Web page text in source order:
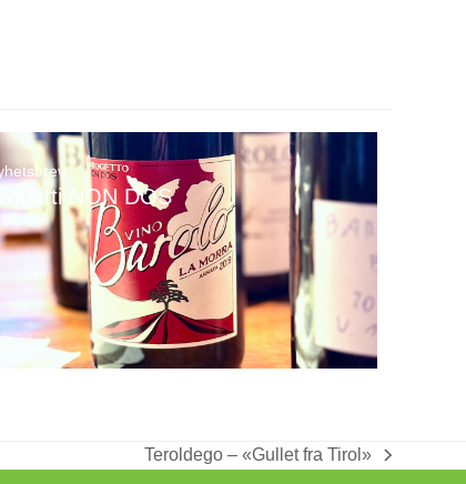
NON DOS
next
Teroldego – «Gullet fra Tirol»